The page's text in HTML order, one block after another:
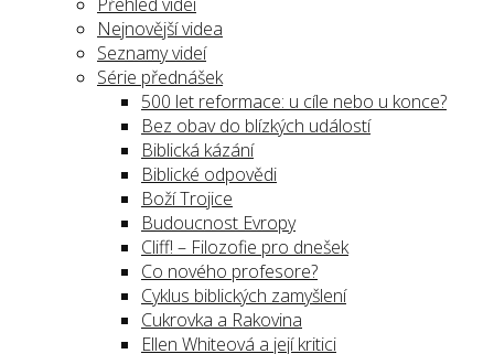
Nejnovější videa
Seznamy videí
Série přednášek
500 let reformace: u cíle nebo u konce?
Bez obav do blízkých událostí
Biblická kázání
Biblické odpovědi
Boží Trojice
Budoucnost Evropy
Cliff! – Filozofie pro dnešek
Co nového profesore?
Cyklus biblických zamyšlení
Cukrovka a Rakovina
Ellen Whiteová a její kritici